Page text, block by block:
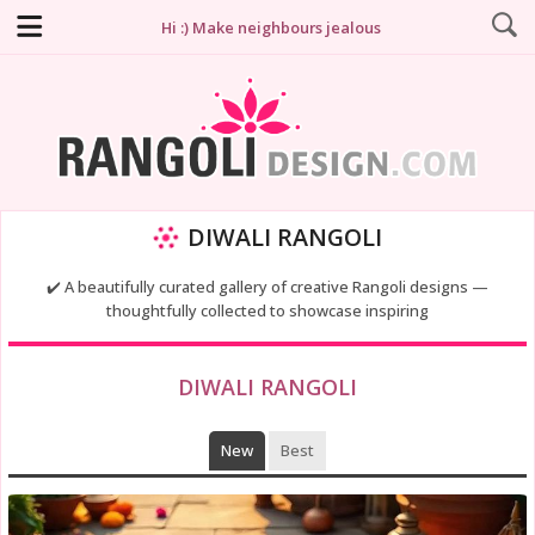
Hi :) Make neighbours jealous
DIWALI RANGOLI
✔️ A beautifully curated gallery of creative Rangoli designs —
thoughtfully collected to showcase inspiring
DIWALI RANGOLI
New Best